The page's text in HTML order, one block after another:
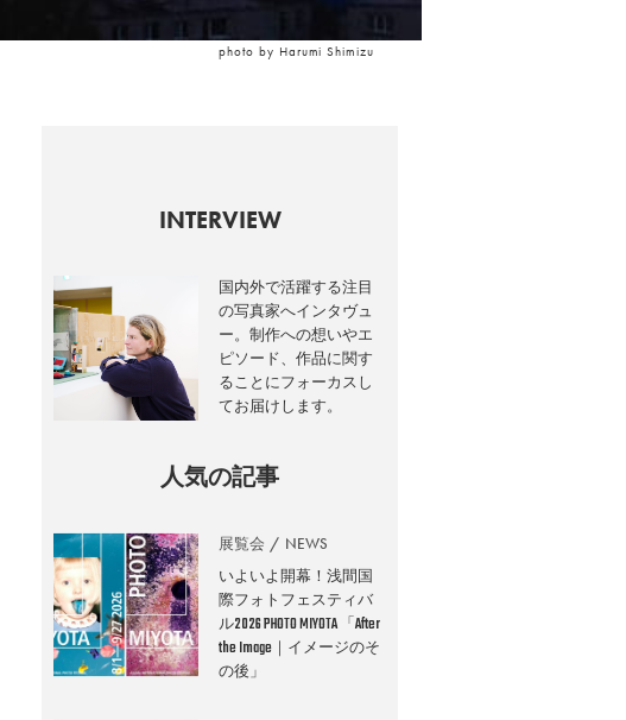
photo by Harumi Shimizu
INTERVIEW
国内外で活躍する注目
の写真家へインタヴュ
ー。制作への想いやエ
ピソード、作品に関す
ることにフォーカスし
てお届けします。
人気の記事
展覧会 NEWS
いよいよ開幕！浅間国
際フォトフェスティバ
ル2026 PHOTO MIYOTA 「After
the Image｜イメージのそ
の後」